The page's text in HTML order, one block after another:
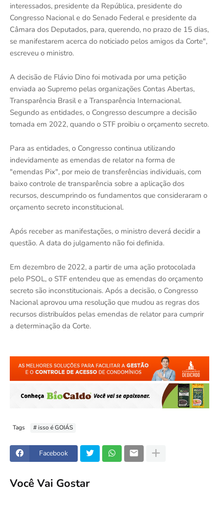
interessados, presidente da República, presidente do
Congresso Nacional e do Senado Federal e presidente da
Câmara dos Deputados, para, querendo, no prazo de 15 dias,
se manifestarem acerca do noticiado pelos amigos da Corte",
escreveu o ministro.
A decisão de Flávio Dino foi motivada por uma petição
enviada ao Supremo pelas organizações Contas Abertas,
Transparência Brasil e a Transparência Internacional.
Segundo as entidades, o Congresso descumpre a decisão
tomada em 2022, quando o STF proibiu o orçamento secreto.
Para as entidades, o Congresso continua utilizando
indevidamente as emendas de relator na forma de
"emendas Pix", por meio de transferências individuais, com
baixo controle de transparência sobre a aplicação dos
recursos, descumprindo os fundamentos que consideraram o
orçamento secreto inconstitucional.
Após receber as manifestações, o ministro deverá decidir a
questão. A data do julgamento não foi definida.
Em dezembro de 2022, a partir de uma ação protocolada
pelo PSOL, o STF entendeu que as emendas do orçamento
secreto são inconstitucionais. Após a decisão, o Congresso
Nacional aprovou uma resolução que mudou as regras dos
recursos distribuídos pelas emendas de relator para cumprir
a determinação da Corte.
Tags # isso é GOIÁS
Facebook
Você Vai Gostar